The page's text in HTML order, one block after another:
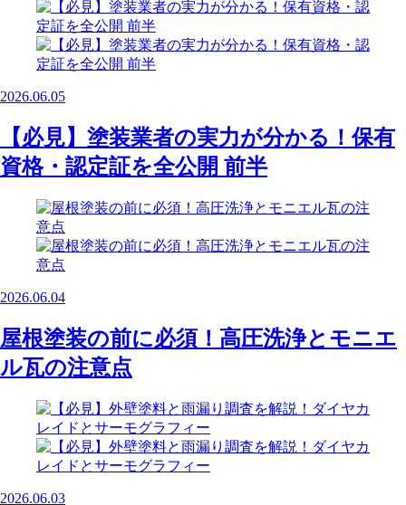
2026.06.05
【必見】塗装業者の実力が分かる！保有
資格・認定証を全公開 前半
2026.06.04
屋根塗装の前に必須！高圧洗浄とモニエ
ル瓦の注意点
2026.06.03